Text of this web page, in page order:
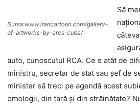
Sursa:www.irancartoon.com/gallery-
of-artworks-by-ares-cuba/
Să
auto, cunoscutul RCA. Ce e atât de
ministru, secretar de stat sau șef de
minister să treci pe agendă acest
omologii, din țară și din străinătate?